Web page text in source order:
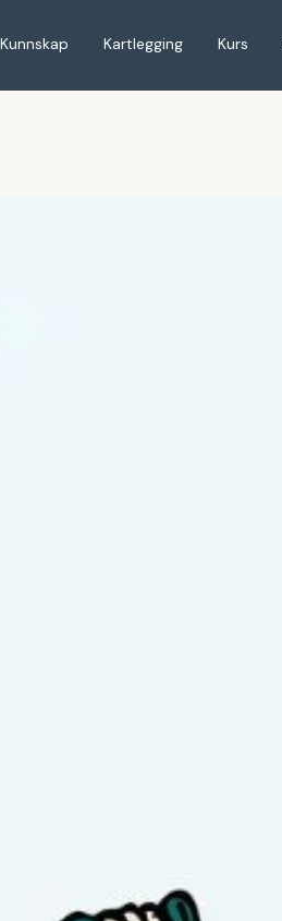
Kunnskap Kartlegging Kurs